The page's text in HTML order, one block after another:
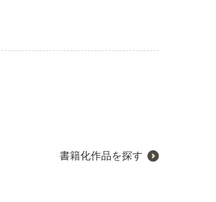
書籍化作品を探す